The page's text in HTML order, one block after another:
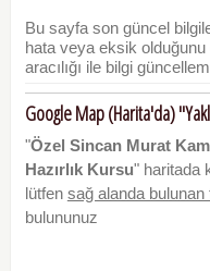
Bu sayfa son güncel
hata veya eksik
aracılığı ile bilgi
Google Map (Harita'da)
"Özel Sincan Murat
Hazırlık Kursu" haritada
lütfen sağ alanda bulunan
bulununuz